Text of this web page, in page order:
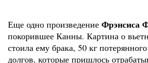
Еще одно произведение Фрэнсиса
покорившее Канны. Картина о
стоила ему брака, 50 кг
долгов, которые пришлось